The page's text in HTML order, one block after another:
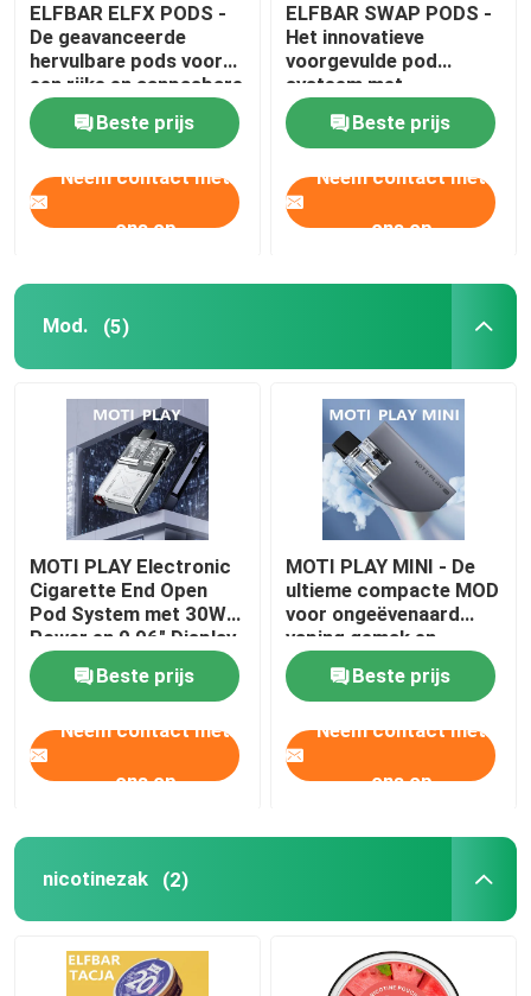
ELFBAR ELFX PODS -
De geavanceerde
hervulbare pods voor
een rijke en aanpasbare
vaping-ervaring
Beste prijs
Neem contact met
ons op
ELFBAR SWAP PODS -
Het innovatieve
voorgevulde pod
systeem met
magnetisch ontwerp
voor ultieme vaping
plezier
Beste prijs
Neem contact met
ons op
Mod. (5)
MOTI PLAY Electronic
Cigarette End Open
Pod System met 30W
Power en 0,96" Display
Beste prijs
Neem contact met
ons op
MOTI PLAY MINI - De
ultieme compacte MOD
voor ongeëvenaard
vaping gemak en
prestaties
Beste prijs
Neem contact met
ons op
nicotinezak (2)